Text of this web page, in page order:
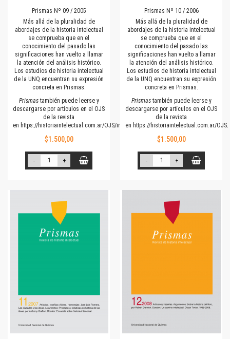
Prismas Nº 09 / 2005
Más allá de la pluralidad de
abordajes de la historia intelectual
se comprueba que en el
conocimiento del pasado las
significaciones han vuelto a llamar
la atención del análisis histórico.
Los estudios de historia intelectual
de la UNQ encuentran su expresión
concreta en Prismas.
Prismas también puede leerse y
descargarse por artículos en el OJS
de la revista
en https://historiaintelectual.com.ar/OJS/index.php/Prismas
$1.500,00
- +
Prismas Nº 10 / 2006
Más allá de la pluralidad de
abordajes de la historia intelectual
se comprueba que en el
conocimiento del pasado las
significaciones han vuelto a llamar
la atención del análisis histórico.
Los estudios de historia intelectual
de la UNQ encuentran su expresión
concreta en Prismas.
Prismas también puede leerse y
descargarse por artículos en el OJS
de la revista
en https://historiaintelectual.com.ar/
$1.500,00
- +